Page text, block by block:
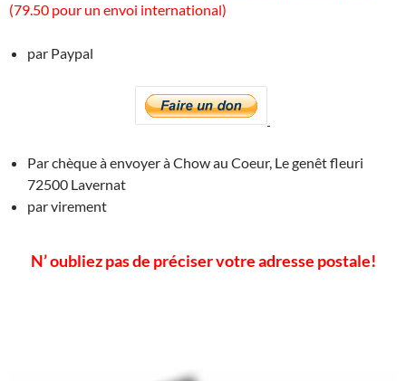
(79.50 pour un envoi international)
par Paypal
Par chèque à envoyer à Chow au Coeur, Le genêt fleuri
72500 Lavernat
par virement
N’ oubliez pas de préciser votre adresse postale!